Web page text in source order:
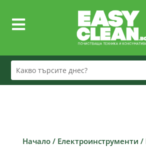

Начало/ Електроинструменти /